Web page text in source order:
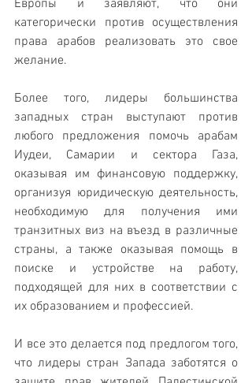
Европы и заявляют, что они
категорически против осуществления
права арабов реализовать это свое
желание.
Более того, лидеры большинства
западных стран выступают против
любого предложения помочь арабам
Иудеи, Самарии и сектора Газа,
оказывая им финансовую поддержку,
организуя юридическую деятельность,
необходимую для получения ими
транзитных виз на въезд в различные
страны, а также оказывая помощь в
поиске и устройстве на работу,
подходящей для них в соответствии с
их образованием и профессией.
И все это делается под предлогом того,
что лидеры стран Запада заботятся о